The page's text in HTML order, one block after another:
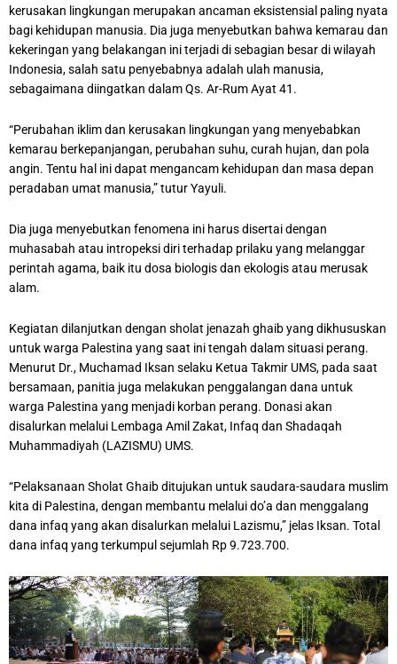
kerusakan lingkungan merupakan ancaman eksistensial paling nyata
bagi kehidupan manusia. Dia juga menyebutkan bahwa kemarau dan
kekeringan yang belakangan ini terjadi di sebagian besar di wilayah
Indonesia, salah satu penyebabnya adalah ulah manusia,
sebagaimana diingatkan dalam Qs. Ar-Rum Ayat 41.
“Perubahan iklim dan kerusakan lingkungan yang menyebabkan
kemarau berkepanjangan, perubahan suhu, curah hujan, dan pola
angin. Tentu hal ini dapat mengancam kehidupan dan masa depan
peradaban umat manusia,” tutur Yayuli.
Dia juga menyebutkan fenomena ini harus disertai dengan
muhasabah atau intropeksi diri terhadap prilaku yang melanggar
perintah agama, baik itu dosa biologis dan ekologis atau merusak
alam.
Kegiatan dilanjutkan dengan sholat jenazah ghaib yang dikhususkan
untuk warga Palestina yang saat ini tengah dalam situasi perang.
Menurut Dr., Muchamad Iksan selaku Ketua Takmir UMS, pada saat
bersamaan, panitia juga melakukan penggalangan dana untuk
warga Palestina yang menjadi korban perang. Donasi akan
disalurkan melalui Lembaga Amil Zakat, Infaq dan Shadaqah
Muhammadiyah (LAZISMU) UMS.
“Pelaksanaan Sholat Ghaib ditujukan untuk saudara-saudara muslim
kita di Palestina, dengan membantu melalui do’a dan menggalang
dana infaq yang akan disalurkan melalui Lazismu,” jelas Iksan. Total
dana infaq yang terkumpul sejumlah Rp 9.723.700.